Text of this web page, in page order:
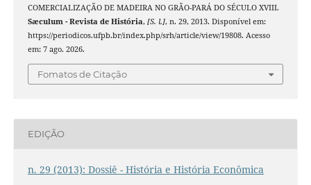
COMERCIALIZAÇÃO DE MADEIRA NO GRÃO-PARÁ DO SÉCULO XVIII.
Sæculum - Revista de História, [S. l.], n. 29, 2013. Disponível em:
https://periodicos.ufpb.br/index.php/srh/article/view/19808. Acesso
em: 7 ago. 2026.
Fomatos de Citação
EDIÇÃO
n. 29 (2013): Dossiê - História e História Econômica